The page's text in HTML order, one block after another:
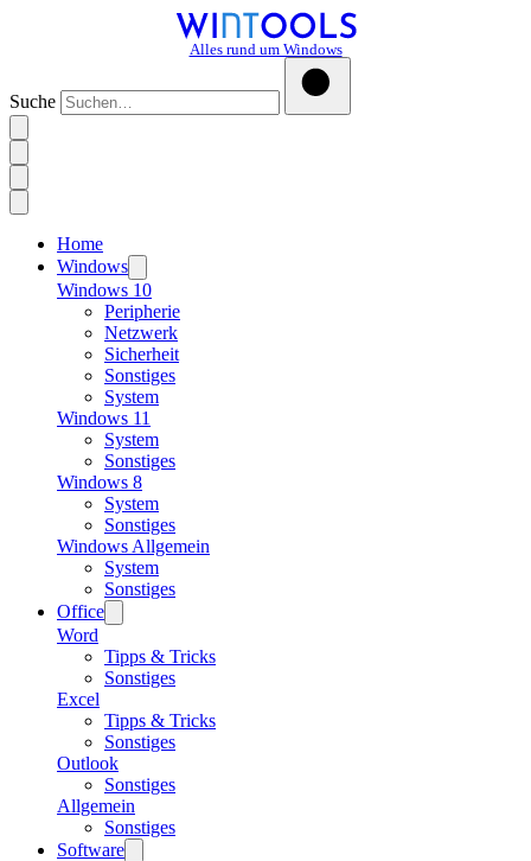
Alles rund um Windows
Suche
Home
Windows
Windows 10
Peripherie
Netzwerk
Sicherheit
Sonstiges
System
Windows 11
System
Sonstiges
Windows 8
System
Sonstiges
Windows Allgemein
System
Sonstiges
Office
Word
Tipps & Tricks
Sonstiges
Excel
Tipps & Tricks
Sonstiges
Outlook
Sonstiges
Allgemein
Sonstiges
Software